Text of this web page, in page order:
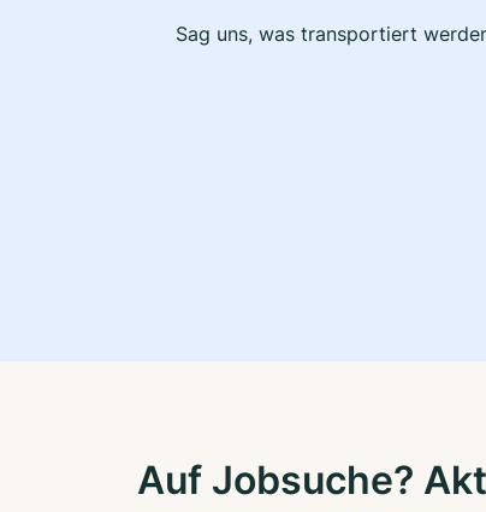
Sag uns, was transportiert
Auf Jobsuche?